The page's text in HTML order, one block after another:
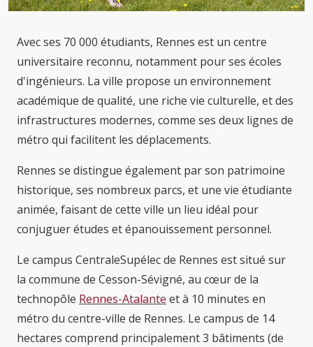
Avec ses 70 000 étudiants, Rennes est un centre
universitaire reconnu, notamment pour ses écoles
d'ingénieurs. La ville propose un environnement
académique de qualité, une riche vie culturelle, et des
infrastructures modernes, comme ses deux lignes de
métro qui facilitent les déplacements.
Rennes se distingue également par son patrimoine
historique, ses nombreux parcs, et une vie étudiante
animée, faisant de cette ville un lieu idéal pour
conjuguer études et épanouissement personnel.
Le campus CentraleSupélec de Rennes est situé sur
la commune de Cesson-Sévigné, au cœur de la
technopôle Rennes-Atalante et à 10 minutes en
métro du centre-ville de Rennes. Le campus de 14
hectares comprend principalement 3 bâtiments (de